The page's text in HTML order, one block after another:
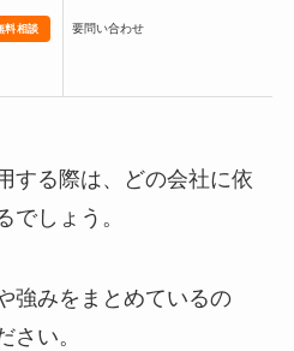
料相談 要問い合わせ
する際は、どの会社に依
でしょう。
強みをまとめているの
さい。